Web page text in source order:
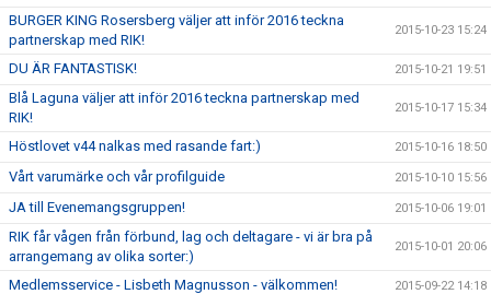
BURGER KING Rosersberg väljer att inför 2016 teckna
partnerskap med RIK!
2015-10-23 15:24
DU ÄR FANTASTISK! 2015-10-21 19:51
Blå Laguna väljer att inför 2016 teckna partnerskap med
RIK!
2015-10-17 15:34
Höstlovet v44 nalkas med rasande fart:) 2015-10-16 18:50
Vårt varumärke och vår profilguide 2015-10-10 15:56
JA till Evenemangsgruppen! 2015-10-06 19:01
RIK får vågen från förbund, lag och deltagare - vi är bra på
arrangemang av olika sorter:)
2015-10-01 20:06
Medlemsservice - Lisbeth Magnusson - välkommen! 2015-09-22 14:18